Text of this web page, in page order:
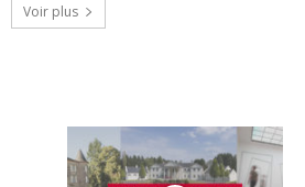
Voir plus